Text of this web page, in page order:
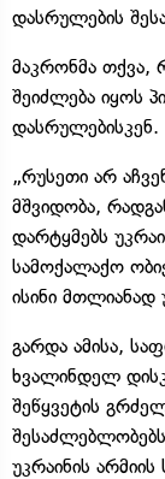
დასრულების
მაკრონმა თქვა,
შეიძლება იყოს
დასრულებისკენ.
„რუსეთი არ
მშვიდობა,
დარტყმებს
სამოქალაქო
ისინი მთლიანად
გარდა ამისა,
ხვალინდელ
შეწყვეტის
უკრაინის